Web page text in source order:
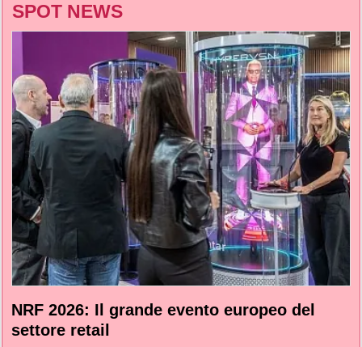
SPOT NEWS
NRF 2026: Il grande evento europeo del
settore retail